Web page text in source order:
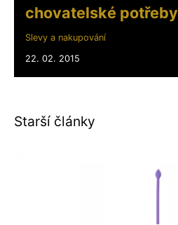
chovatelské potřeby
Slevy a nakupování
22. 02. 2015
Starší články